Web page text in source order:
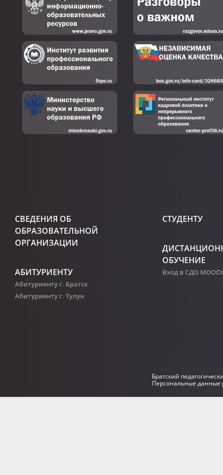
СВЕДЕНИЯ ОБ
ОБРАЗОВАТЕЛЬНОЙ
ОРГАНИЗАЦИИ
АБИТУРИЕНТУ
Абитуриенту г. Братск
Абитуриенту г. Тулун
СТУДЕНТУ
ОБУЧЕНИЕ
Вход в СДО
Братский
Персональные данные